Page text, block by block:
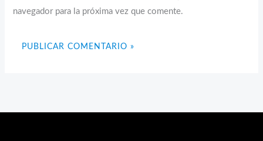
navegador para la próxima vez que comente.